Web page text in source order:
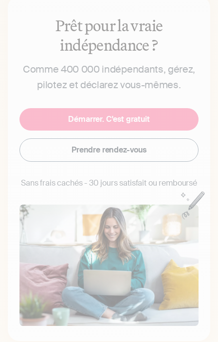
Prêt pour la vraie
indépendance ?
Comme 400 000 indépendants, gérez,
pilotez et déclarez vous-mêmes.
Démarrer. C'est gratuit
Prendre rendez-vous
Sans frais cachés - 30 jours satisfait ou remboursé